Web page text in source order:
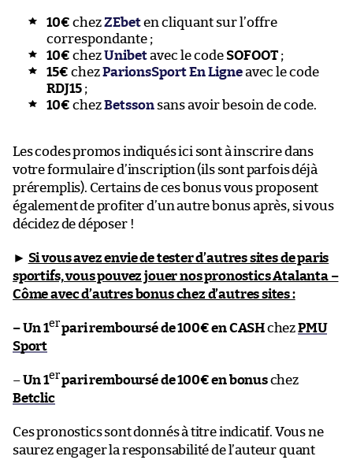
10€ chezZEbeten cliquant sur l’offre
correspondante ;
10€ chezUnibetavec le code SOFOOT;
15€ chezParionsSport En Ligne avec le code
RDJ15;
10€ chezBetssonsans avoir besoin de code.
Les codes promos indiqués ici sont à inscrire dans
votre formulaire d’inscription (ils sont parfois déjà
préremplis). Certains de ces bonus vous proposent
également de profiter d’un autre bonus après, si vous
décidez de déposer !
► Si vous avez envie de tester d’autres sites de paris
sportifs, vous pouvez jouer nos pronostics Atalanta –
Cômeavec d’autres bonus chez d’autres sites :
– Un 1erpari remboursé de 100€ en CASHchezPMU
Sport
–Un 1erpari remboursé de 100€ en bonuschez
Betclic
Ces pronostics sont donnés à titre indicatif. Vous ne
saurez engager la responsabilité de l’auteur quant